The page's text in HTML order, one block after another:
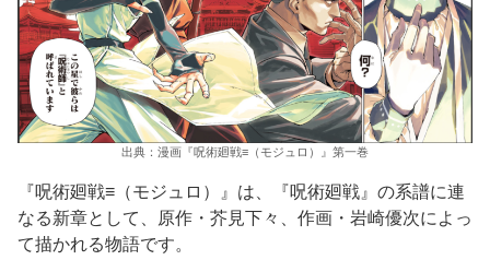
出典：漫画『呪術廻戦≡（モジュロ）』第一巻
『呪術廻戦≡（モジュロ）』は、『呪術廻戦』の系譜に連
なる新章として、原作・芥見下々、作画・岩崎優次によっ
て描かれる物語です。